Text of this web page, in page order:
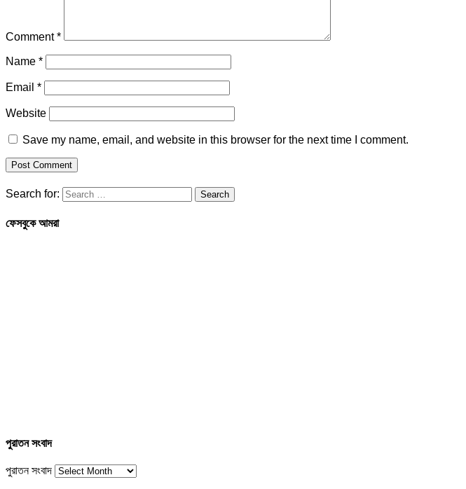
Comment*
Name *
Email *
Website
Save my name, email, and website in this browser for the next time I comment.
Search for:
ফেসবুকে আমরা
পুরাতন সংবাদ
পুরাতন সংবাদ